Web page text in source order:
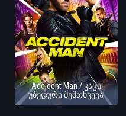
Accident Man / კაცი
უბედური შემთხვევა